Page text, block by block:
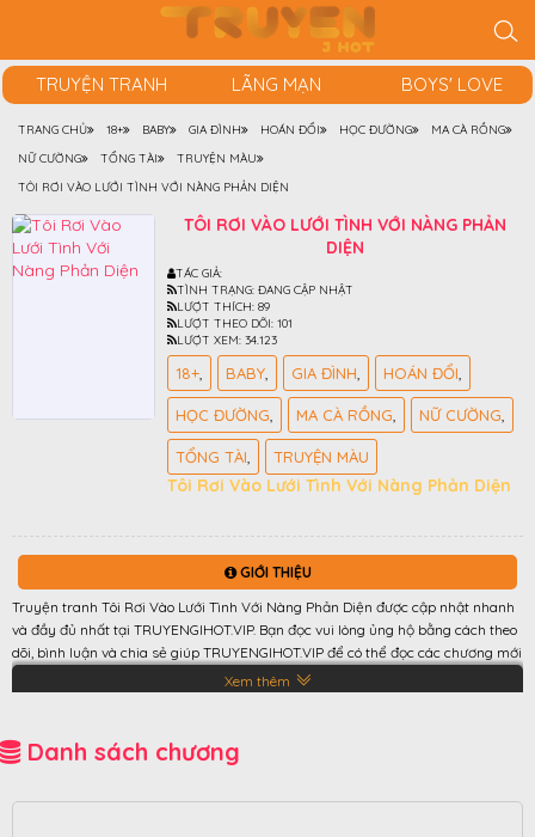
TRUYỆN TRANH LÃNG MẠN BOYS' LOVE
TRANG CHỦ 18+ BABY GIA ĐÌNH HOÁN ĐỔI HỌC ĐƯỜNG
MA CÀ RỒNG
NỮ CƯỜNG
TỔNG TÀI
TRUYỆN MÀU
TÔI RƠI VÀO LƯỚI TÌNH VỚI NÀNG PHẢN DIỆN
TÔI RƠI VÀO LƯỚI TÌNH VỚI NÀNG PHẢN
DIỆN
TÁC GIẢ:
TÌNH TRẠNG: ĐANG CẬP NHẬT
LƯỢT THÍCH: 89
LƯỢT THEO DÕI: 101
LƯỢT XEM: 34.123
18+ BABY GIA ĐÌNH HOÁN ĐỔI
HỌC ĐƯỜNG MA CÀ RỒNG NỮ CƯỜNG
TỔNG TÀI TRUYỆN MÀU
Tôi Rơi Vào Lưới Tình Với Nàng Phản Diện
GIỚI THIỆU
Truyện tranh Tôi Rơi Vào Lưới Tình Với Nàng Phản Diện được cập nhật nhanh
và đầy đủ nhất tại TRUYENGIHOT.VIP. Bạn đọc vui lòng ủng hộ bằng cách theo
dõi, bình luận và chia sẻ giúp TRUYENGIHOT.VIP để có thể đọc các chương mới
nhất truyện Tôi Rơi Vào Lưới Tình Với Nàng Phản Diện ✦ Summary ✦ Một
ngày nọ, gái nhà ta xuyên vô otome game. Zui quá hóa dồ, gái đi tán luôn idol
Xem thêm
Danh sách chương